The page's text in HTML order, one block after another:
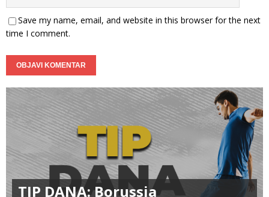
Save my name, email, and website in this browser for the next
time I comment.
TIP DANA: Borussia